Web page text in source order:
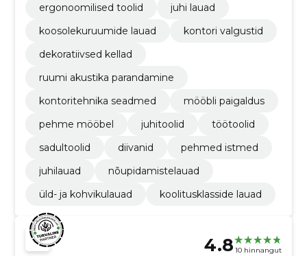
ergonoomilised toolid
juhi lauad
koosolekuruumide lauad
kontori valgustid
dekoratiivsed kellad
ruumi akustika parandamine
kontoritehnika seadmed
mööbli paigaldus
pehme mööbel
juhitoolid
töötoolid
sadultoolid
diivanid
pehmed istmed
juhilauad
nõupidamistelauad
üld- ja kohvikulauad
koolitusklasside lauad
4.8 10 hinnangut